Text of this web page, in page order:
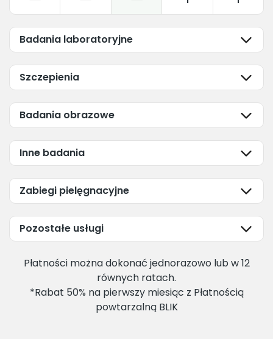
Badania laboratoryjne
Szczepienia
Badania obrazowe
Inne badania
Zabiegi pielęgnacyjne
Pozostałe usługi
Płatności można dokonać jednorazowo lub w 12
równych ratach.
*Rabat 50% na pierwszy miesiąc z Płatnością
powtarzalną BLIK